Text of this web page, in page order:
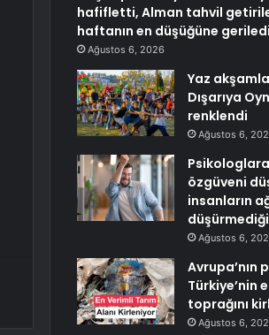
hafifletti, Alman tahvil
haftanın en düşüğüne geriledi
Ağustos 6, 2026
Yaz
Dışarıya
renklendi
Ağustos 6,
özgüveni
insanların
Ağustos 6,
Avrupa’nın
Türkiye’nin
toprağını
Ağustos 6,